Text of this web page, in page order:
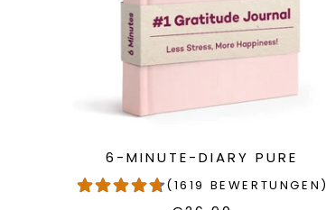
6-MINUTE-DIARY PURE
(1619 BEWERTUNGEN)